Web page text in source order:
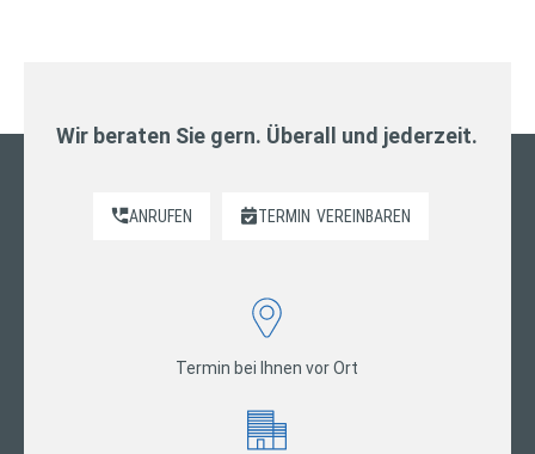
Wir beraten Sie gern. Überall und jederzeit.
ANRUFEN TERMIN VEREINBAREN
Termin bei Ihnen vor Ort